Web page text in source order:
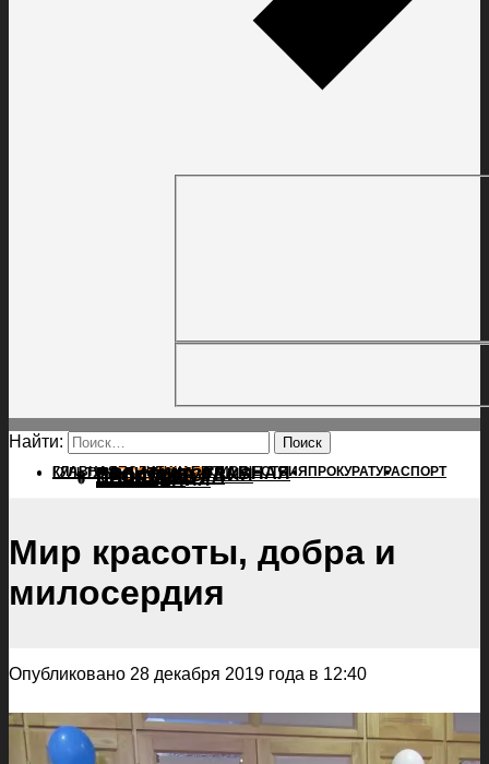
Найти:
ГЛАВНАЯПОЛИТИКАПРОИСШЕСТВИЯ ПРОКУРАТУРАСПОРТ
КУЛЬТУРАПОСЕЛЕНИЯГЛАВНАЯ
ПОЛИТИКА
ПРОИСШЕСТВИЯ
ПРОКУРАТУРА
СПОРТ
КУЛЬТУРА
ПОСЕЛЕНИЯ
Мир красоты, добра и
милосердия
Опубликовано 28 декабря 2019 года в 12:40